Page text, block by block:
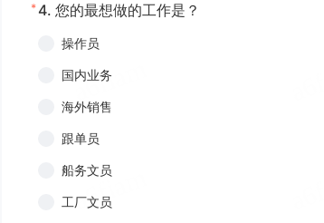
* 4. 您的最想做的工作是？
操作员
国内业务
海外销售
跟单员
船务文员
工厂文员